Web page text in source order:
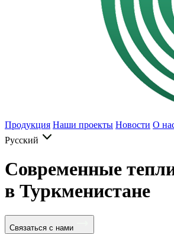
Продукция Наши проекты Новости О
Русский
Современные
в Туркменистане
Связаться с нами